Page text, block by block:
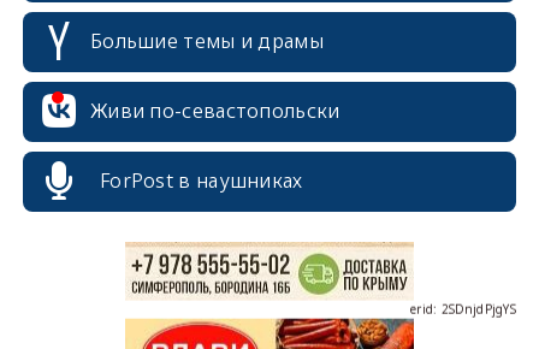
Большие темы и драмы
Живи по-севастопольски
ForPost в наушниках
erid: 2SDnjcrDNw6
erid: 2SDnjdPjgYS